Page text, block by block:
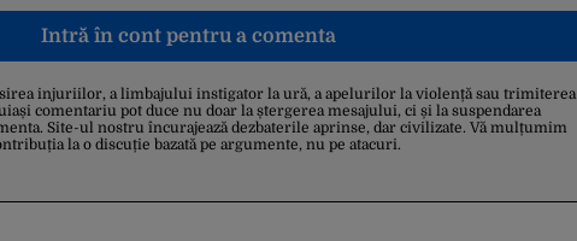
Intră în cont pentru a comenta
injuriilor, a limbajului instigator la ură, a apelurilor la violență sau trimiterea
comentariu pot duce nu doar la ștergerea mesajului, ci și la suspendarea
Site-ul nostru încurajează dezbaterile aprinse, dar civilizate. Vă mulțumim
la o discuție bazată pe argumente, nu pe atacuri.